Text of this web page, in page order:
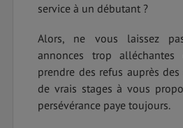
service à un débutant ?
Alors, ne vous laissez
annonces trop
prendre des refus auprès
de vrais stages à vous
persévérance paye toujours.